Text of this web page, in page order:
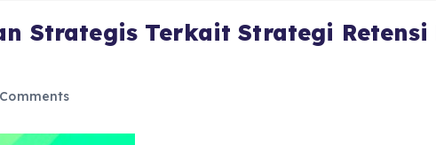
Strategis Terkait Strategi